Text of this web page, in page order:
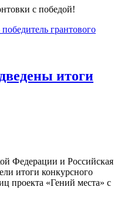
с победой!
грантового
итоги
Федерации и Российская
итоги конкурсного
проекта «Гений места» с